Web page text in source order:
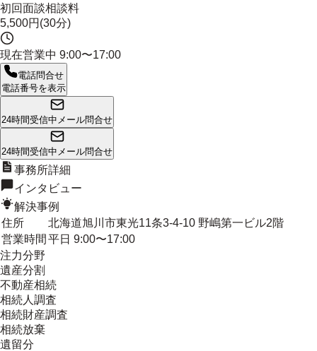
初回面談相談料
5,500円(30分)
現在営業中 9:00〜17:00
電話問合せ
電話番号を表示
24時間受信中 メール問合せ
24時間受信中 メール問合せ
事務所詳細
インタビュー
解決事例
住所
北海道旭川市東光11条3-4-10 野嶋第一ビル2階
営業時間 平日 9:00〜17:00
注力分野
遺産分割
不動産相続
相続人調査
相続財産調査
相続放棄
遺留分